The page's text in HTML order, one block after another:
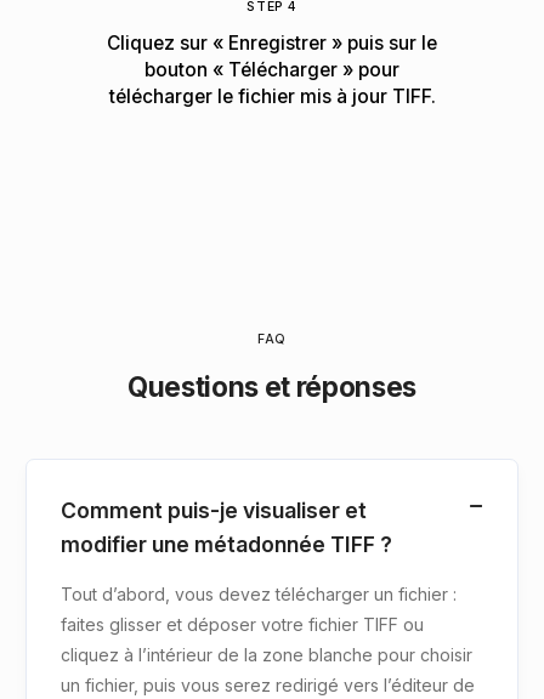
STEP 4
Cliquez sur « Enregistrer » puis sur le
bouton « Télécharger » pour
télécharger le fichier mis à jour TIFF.
FAQ
Questions et réponses
Comment puis-je visualiser et
modifier une métadonnée TIFF ?
Tout d’abord, vous devez télécharger un fichier :
faites glisser et déposer votre fichier TIFF ou
cliquez à l’intérieur de la zone blanche pour choisir
un fichier, puis vous serez redirigé vers l’éditeur de